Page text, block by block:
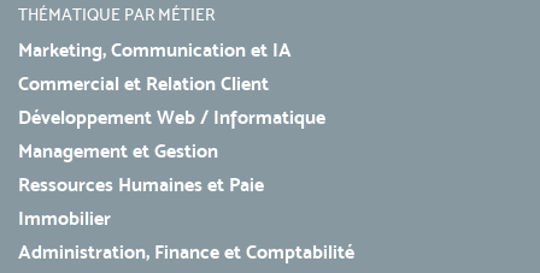
THÉMATIQUE PAR MÉTIER
Marketing, Communication et IA
Commercial et Relation Client
Développement Web / Informatique
Management et Gestion
Ressources Humaines et Paie
Immobilier
Administration, Finance et Comptabilité